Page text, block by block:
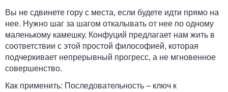
Вы не сдвинете гору с места, если будете идти прямо на
нее. Нужно шаг за шагом откалывать от нее по одному
маленькому камешку. Конфуций предлагает нам жить в
соответствии с этой простой философией, которая
подчеркивает непрерывный прогресс, а не мгновенное
совершенство.
Как применить: Последовательность – ключ к